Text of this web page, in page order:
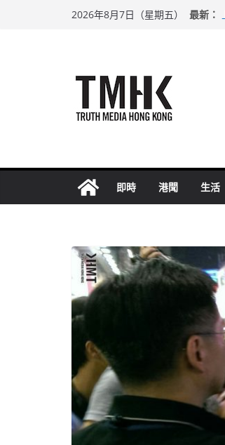
2026年8月7日（星期五） 最新：
即時 港聞 生活